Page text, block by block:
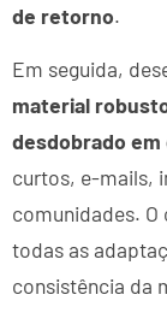
de retorno.
Em seguida,
material
desdobrado
curtos, e-mails,
comunidades.
todas as
consistência da